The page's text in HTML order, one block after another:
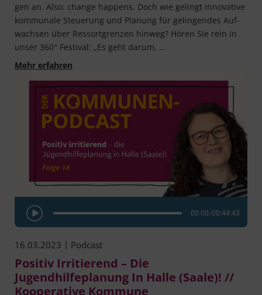
gen an. Also: chan­ge hap­pens. Doch wie gelingt inno­va­ti­ve
kom­mu­na­le Steue­rung und Pla­nung für gelin­gen­des Auf­
wach­sen über Res­sort­gren­zen hin­weg? Hören Sie rein in
unser 360° Fes­ti­val: „Es geht darum, …
Mehr erfahrenDas 360° Festival 2022: „Ich kam frustriert
Play Episode 00:00/00:44:43
16.03.2023 | Podcast
Positiv Irritierend – Die
Jugendhilfeplanung In Halle (Saale)! //
Kooperative Kommune